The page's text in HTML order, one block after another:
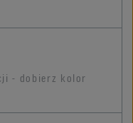
- dobierz kolor